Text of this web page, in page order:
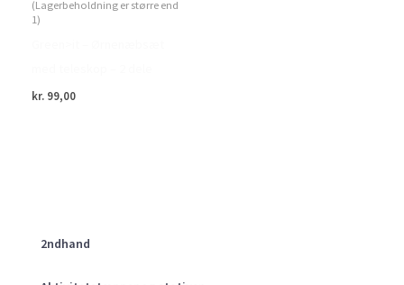
2ndhand
(Lagerbeholdning er større end
1)
kr. 99,00